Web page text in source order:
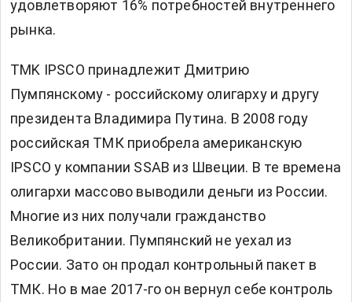
удовлетворяют 16% потребностей внутреннего
рынка.
TMK IPSCO принадлежит Дмитрию
Пумпянскому - российскому олигарху и другу
президента Владимира Путина. В 2008 году
российская ТМК приобрела американскую
IPSCO у компании SSAB из Швеции. В те времена
олигархи массово выводили деньги из России.
Многие из них получали гражданство
Великобритании. Пумпянский не уехал из
России. Зато он продал контрольный пакет в
ТМК. Но в мае 2017-го он вернул себе контроль